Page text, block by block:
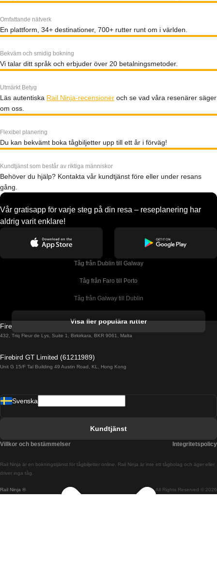
Omfattande nätverk
En plattform, 34+ destinationer, 700+ rutter runt om i världen.
Bekväm och smidig bokning
Vi talar ditt språk och erbjuder över 20 betalningsmetoder.
Utmärkt Betyg
Läs autentiska Rail Ninja-recensioner och se vad våra resenärer säger
om oss.
Flexibel planering
Du kan bekvämt boka tågbiljetter upp till ett år i förväg!
Kundtjänst som består av riktiga människor
Behöver du hjälp? Kontakta vår kundtjänst före eller under resans
gång.
Vår gratisapp för varje steg på din resa – reseplanering har
aldrig varit enklare!
Tåg från Dublin till Galway
Tåg från Faro till Porto
Tåg från Galway till Dublin
Tåg från Porto till Faro
Tåg från Barcelona till Madrid
Tåg från Budapest till Bratislava
Visa fler populära rutter
Firebird GT Limited (OC 1451)
432, Triq Fleur de Lys, Suite 1, Birkirkara, BKR 9061, Malta
Firebird GT Limited (61211989)
Unit G 15/F Tal Building 49 Austin Road, KL, Hong Kong
Rail Ninja ® All Rights Reserved © 2026
Rail Ninja är en bokningstjänst för tågbiljetter online. Rail Ninja är inte ett tågbolag och äger eller
driver inga tåg.
Svenska
Kundtjänst
Villkor och bestämmelser Integritetspolicy